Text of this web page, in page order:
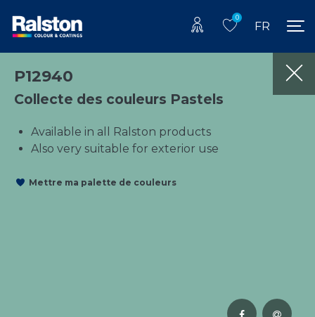
0
FR
P12940
Collecte des couleurs Pastels
Available in all Ralston products
Also very suitable for exterior use
Mettre ma palette de couleurs